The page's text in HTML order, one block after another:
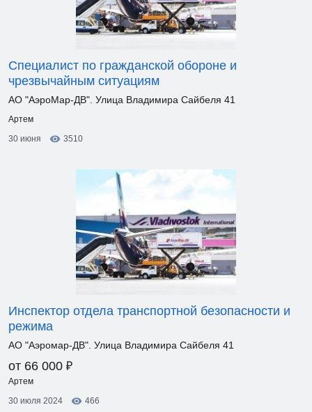
Специалист по гражданской обороне и
чрезвычайным ситуациям
АО "АэроМар-ДВ". Улица Владимира Сайбеля 41
Артем
30 июня
3510
Инспектор отдела транспортной безопасности и
режима
АО "Аэромар-ДВ". Улица Владимира Сайбеля 41
от 66 000 ₽
Артем
30 июля 2024
466